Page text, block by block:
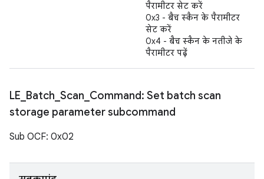
पैरामीटर सेट करें
0x3 - बैच स्कैन के पैरामीटर
सेट करें
0x4 - बैच स्कैन के नतीजे के
पैरामीटर पढ़ें
LE Batch Scan Command: Set batch scan
storage parameter subcommand
Sub OCF: 0x02